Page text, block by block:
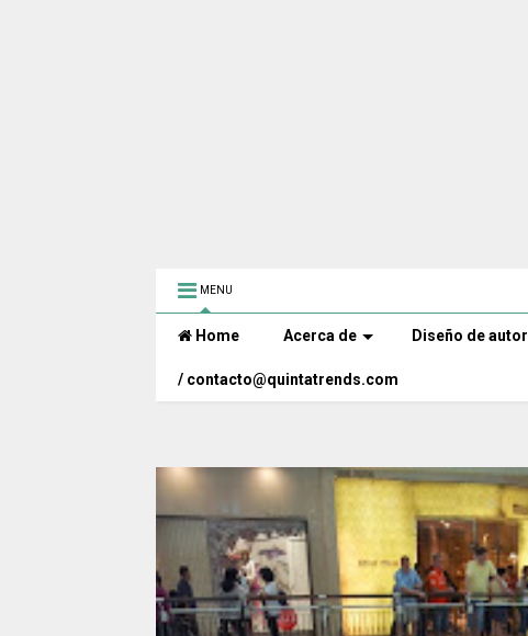
MENU
Home Acerca de Diseño de autor
/ contacto@quintatrends.com